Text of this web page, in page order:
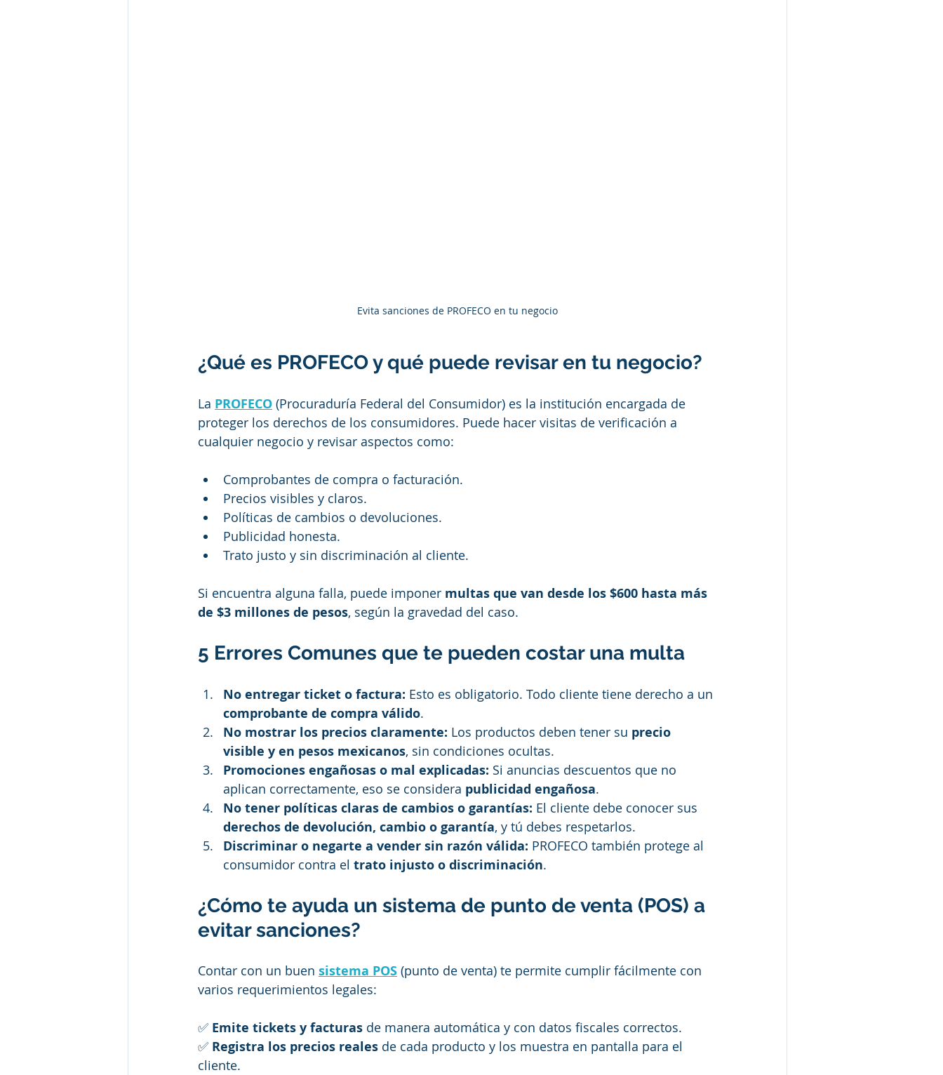
Evita sanciones de PROFECO en tu negocio
¿Qué es PROFECO y qué puede revisar en tu negocio?
La PROFECO (Procuraduría Federal del Consumidor) es la institución encargada de
proteger los derechos de los consumidores. Puede hacer visitas de verificación a
cualquier negocio y revisar aspectos como:
Comprobantes de compra o facturación.
Precios visibles y claros.
Políticas de cambios o devoluciones.
Publicidad honesta.
Trato justo y sin discriminación al cliente.
Si encuentra alguna falla, puede imponer multas que van desde los $600 hasta más
de $3 millones de pesos, según la gravedad del caso.
5 Errores Comunes que te pueden costar una multa
No entregar ticket o factura: Esto es obligatorio. Todo cliente tiene derecho a un
comprobante de compra válido.
No mostrar los precios claramente: Los productos deben tener su precio
visible y en pesos mexicanos, sin condiciones ocultas.
Promociones engañosas o mal explicadas: Si anuncias descuentos que no
aplican correctamente, eso se considera publicidad engañosa.
No tener políticas claras de cambios o garantías: El cliente debe conocer sus
derechos de devolución, cambio o garantía, y tú debes respetarlos.
Discriminar o negarte a vender sin razón válida: PROFECO también protege al
consumidor contra el trato injusto o discriminación.
¿Cómo te ayuda un sistema de punto de venta (POS) a
evitar sanciones?
Contar con un buen sistema POS (punto de venta) te permite cumplir fácilmente con
varios requerimientos legales:
✅ Emite tickets y facturas de manera automática y con datos fiscales correctos.
✅ Registra los precios reales de cada producto y los muestra en pantalla para el
cliente.